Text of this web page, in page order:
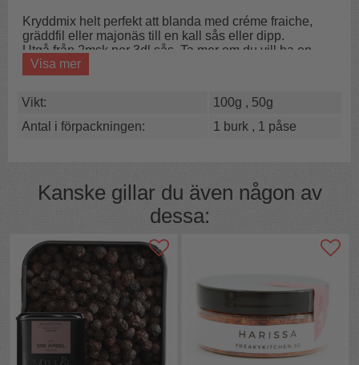
Kryddmix helt perfekt att blanda med créme fraiche,
gräddfil eller majonäs till en kall sås eller dipp.
Utgå från 2msk per 3dl sås. Ta mer om du vill ha en
starkare sås.
Tänk på att smaken mognar och blir starkare med tiden
Innehåll:
Cayennepeppar, vitlök, paprika, salt och persilja.
(Varav mättat fett 1g), Kolhydrater 44g (Varav sockerarter
50g i burk eller 100g refill-påse
Visa mer
Vikt:
100g , 50g
Antal i förpackningen:
1 burk , 1 påse
Kanske gillar du även någon av
dessa: